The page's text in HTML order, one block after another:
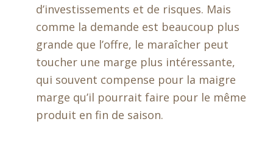
d’investissements et de risques. Mais
comme la demande est beaucoup plus
grande que l’offre, le maraîcher peut
toucher une marge plus intéressante,
qui souvent compense pour la maigre
marge qu’il pourrait faire pour le même
produit en fin de saison.